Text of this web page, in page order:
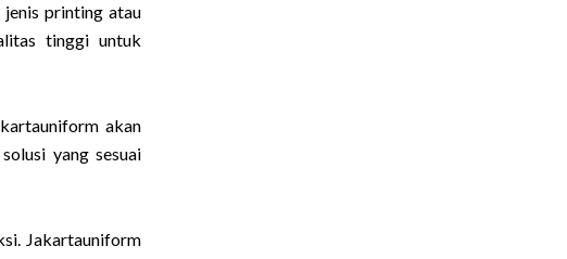
jenis printing atau
tinggi untuk
akan
yang sesuai
Jakartauniform